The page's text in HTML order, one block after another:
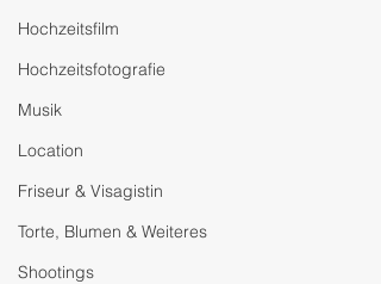
Hochzeitsfilm
Hochzeitsfotografie
Musik
Location
Friseur & Visagistin
Torte, Blumen & Weiteres
Shootings